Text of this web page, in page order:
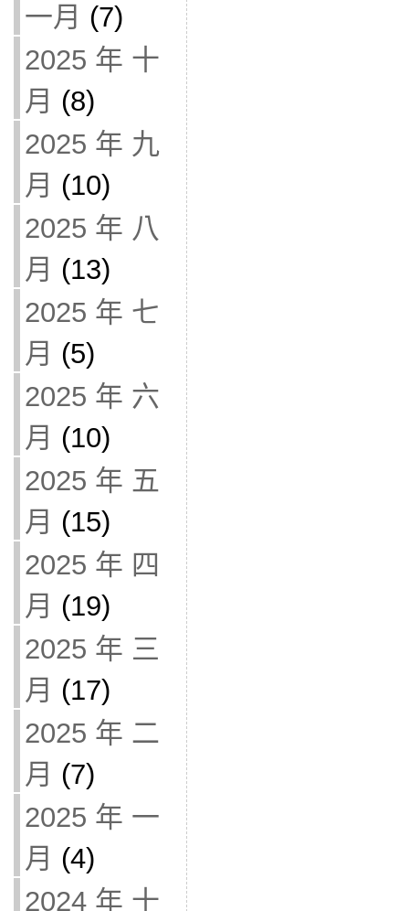
一月 (7)
2025 年 十
月 (8)
2025 年 九
月 (10)
2025 年 八
月 (13)
2025 年 七
月 (5)
2025 年 六
月 (10)
2025 年 五
月 (15)
2025 年 四
月 (19)
2025 年 三
月 (17)
2025 年 二
月 (7)
2025 年 一
月 (4)
2024 年 十